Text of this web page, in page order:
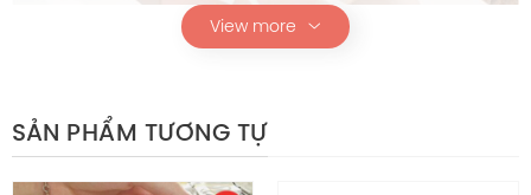
View more
SẢN PHẨM TƯƠNG TỰ